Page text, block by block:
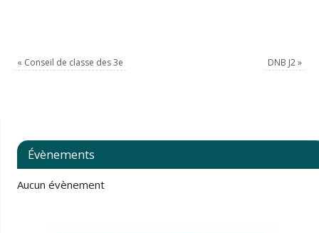
« Conseil de classe des 3e DNB J2»
Évènements
Aucun évènement